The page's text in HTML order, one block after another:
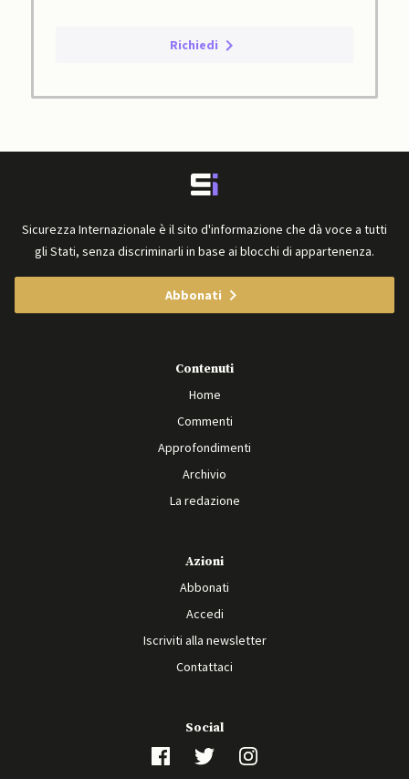
Richiedi
Sicurezza Internazionale è il sito d'informazione che dà voce a tutti
gli Stati, senza discriminarli in base ai blocchi di appartenenza.
Abbonati
Contenuti
Home
Commenti
Approfondimenti
Archivio
La redazione
Azioni
Abbonati
Accedi
Iscriviti alla newsletter
Contattaci
Social